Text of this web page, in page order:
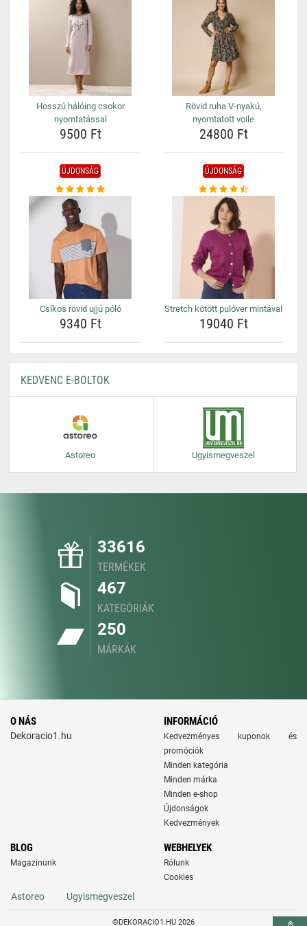
Hosszú hálóing csokor
nyomtatással
9500 Ft
Rövid ruha V-nyakú,
nyomtatott voile
24800 Ft
ÚJDONSÁG
Csíkos rövid ujjú póló
9340 Ft
ÚJDONSÁG
Stretch kötött pulóver mintával
19040 Ft
KEDVENC E-BOLTOK
Astoreo Ugyismegveszel
33616
TERMÉKEK
467
KATEGÓRIÁK
250
MÁRKÁK
O NÁS
Dekoracio1.hu
INFORMÁCIÓ
Kedvezményes kuponok és
promóciók
Minden kategória
Minden márka
Minden e-shop
Újdonságok
Kedvezmények
BLOG
Magazinunk
WEBHELYEK
Rólunk
Cookies
Astoreo Ugyismegveszel
©DEKORACIO1.HU 2026